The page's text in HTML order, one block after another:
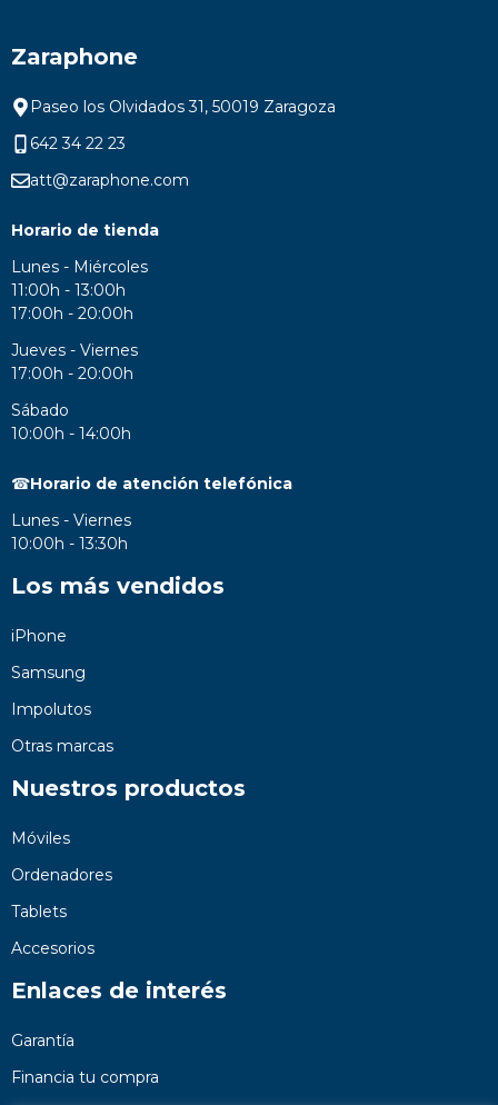
Zaraphone
Paseo los Olvidados 31, 50019 Zaragoza
642 34 22 23
att@zaraphone.com
Horario de tienda
Lunes - Miércoles
11:00h - 13:00h
17:00h - 20:00h
Jueves - Viernes
17:00h - 20:00h
Sábado
10:00h - 14:00h
☎Horario de atención telefónica
Lunes - Viernes
10:00h - 13:30h
Los más vendidos
iPhone
Samsung
Impolutos
Otras marcas
Nuestros productos
Móviles
Ordenadores
Tablets
Accesorios
Enlaces de interés
Garantía
Financia tu compra